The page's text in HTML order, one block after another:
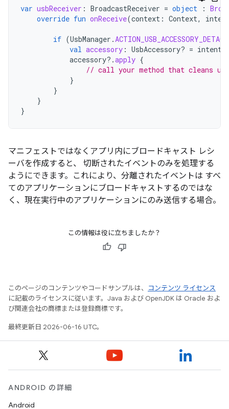
var usbReceiver : BroadcastReceiver = object :
override fun onReceive(context : Context,
if (UsbManager .
val accessory : UsbAccessory? = intent
accessory?.apply {
// call your method that cleans up
}
}
}
}
マニフェストではなくアプリ内にブロードキャスト レシ
ーバを作成すると、 切断されたイベントのみを処理する
ようにできます。これにより、分離されたイベントは すべ
てのアプリケーションにブロードキャストするのではな
く、現在実行中のアプリケーションにのみ送信する場合。
この情報は役に立ちましたか？
このページのコンテンツやコードサンプルは、
コンテンツ ライセンス
に記載のライセンスに従います。Java および OpenJDK は Oracle およ
び関連会社の商標または登録商標です。
最終更新日 2026-06-16 UTC。
ANDROID の詳細
Android